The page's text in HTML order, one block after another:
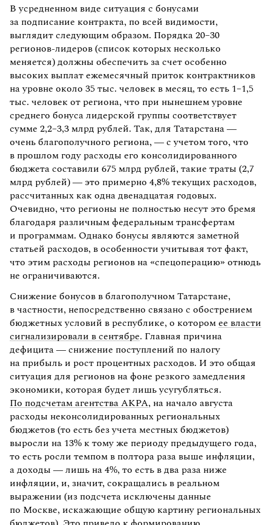
В усредненном виде ситуация с бонусами
за подписание контракта, по всей видимости,
выглядит следующим образом. Порядка 20–30
регионов-лидеров (список которых несколько
меняется) должны обеспечить за счет особенно
высоких выплат ежемесячный приток контрактников
на уровне около 35 тыс. человек в месяц, то есть 1–1,5
тыс. человек от региона, что при нынешнем уровне
среднего бонуса лидерской группы соответствует
сумме 2,2–3,3 млрд рублей. Так, для Татарстана —
очень благополучного региона, — с учетом того, что
в прошлом году расходы его консолидированного
бюджета составили 675 млрд рублей, такие траты (2,7
млрд рублей) — это примерно 4,8% текущих расходов,
рассчитанных как одна двенадцатая годовых.
Очевидно, что регионы не полностью несут это бремя
благодаря различным федеральным трансфертам
и программам. Однако бонусы являются заметной
статьей расходов, в особенности учитывая тот факт,
что этим расходы регионов на «спецоперацию» отнюдь
не ограничиваются.
Снижение бонусов в благополучном Татарстане,
в частности, непосредственно связано с обострением
бюджетных условий в республике, о которомее власти
сигнализировали в сентябре. Главная причина
дефицита — снижение поступлений по налогу
на прибыль и рост процентных расходов. И это общая
ситуация для регионов на фоне резкого замедления
экономики, которая будет лишь усугубляться.
По подсчетам агентства АКРА, на начало августа
расходы неконсолидированных региональных
бюджетов (то есть без учета местных бюджетов)
выросли на 13% к тому же периоду предыдущего года,
то есть росли темпом в полтора раза выше инфляции,
а доходы — лишь на 4%, то есть в два раза ниже
инфляции, и, значит, сокращались в реальном
выражении (из подсчета исключены данные
по Москве, искажающие общую картину региональных